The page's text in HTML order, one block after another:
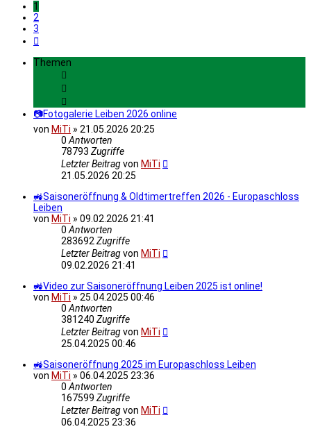
1
2
3
Themen
📷Fotogalerie Leiben 2026 online
von MiTi » 21.05.2026 20:25
0Antworten
78793 Zugriffe
Letzter Beitragvon MiTi
21.05.2026 20:25
🚜Saisoneröffnung & Oldtimertreffen 2026 - Europaschloss
Leiben
von MiTi » 09.02.2026 21:41
0Antworten
283692Zugriffe
Letzter Beitragvon MiTi
09.02.2026 21:41
🚜Video zur Saisoneröffnung Leiben 2025 ist online!
von MiTi » 25.04.2025 00:46
0Antworten
381240 Zugriffe
Letzter Beitragvon MiTi
25.04.2025 00:46
🚜Saisoneröffnung 2025 im Europaschloss Leiben
von MiTi » 06.04.2025 23:36
0Antworten
167599 Zugriffe
Letzter Beitragvon MiTi
06.04.2025 23:36